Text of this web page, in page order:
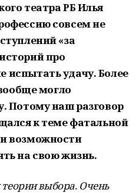
театра РБ Илья
совсем не
«за
про
испытать удачу. Более
могло
Потому наш разговор
к теме фатальной
возможности
на свою жизнь.
выбора. Очень